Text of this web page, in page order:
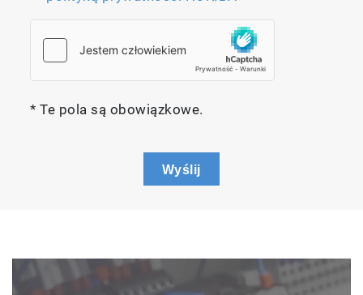
* Te pola są obowiązkowe.
Wyślij